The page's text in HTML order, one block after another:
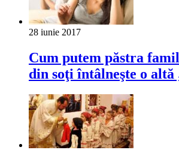
28 iunie 2017
Cum putem păstra
din soţi întâlneşte o